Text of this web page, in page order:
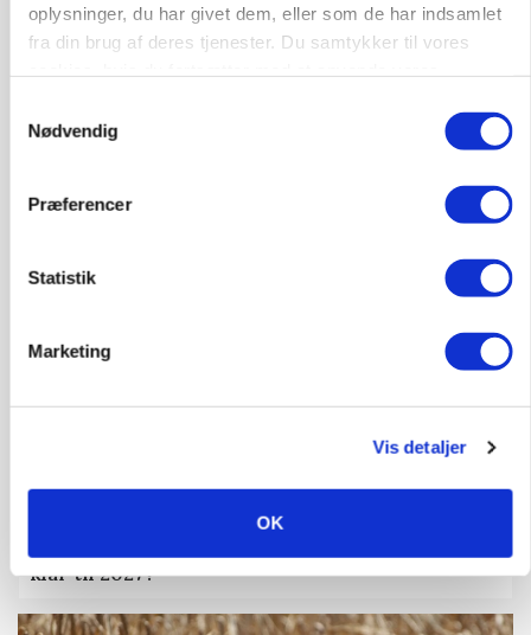
oplysninger, du har givet dem, eller som de har indsamlet
fra din brug af deres tjenester. Du samtykker til vores
Nødvendig
Præferencer
Statistik
Marketing
Vis detaljer
OK
københavnsk restaurantkæde
klar til 2027?